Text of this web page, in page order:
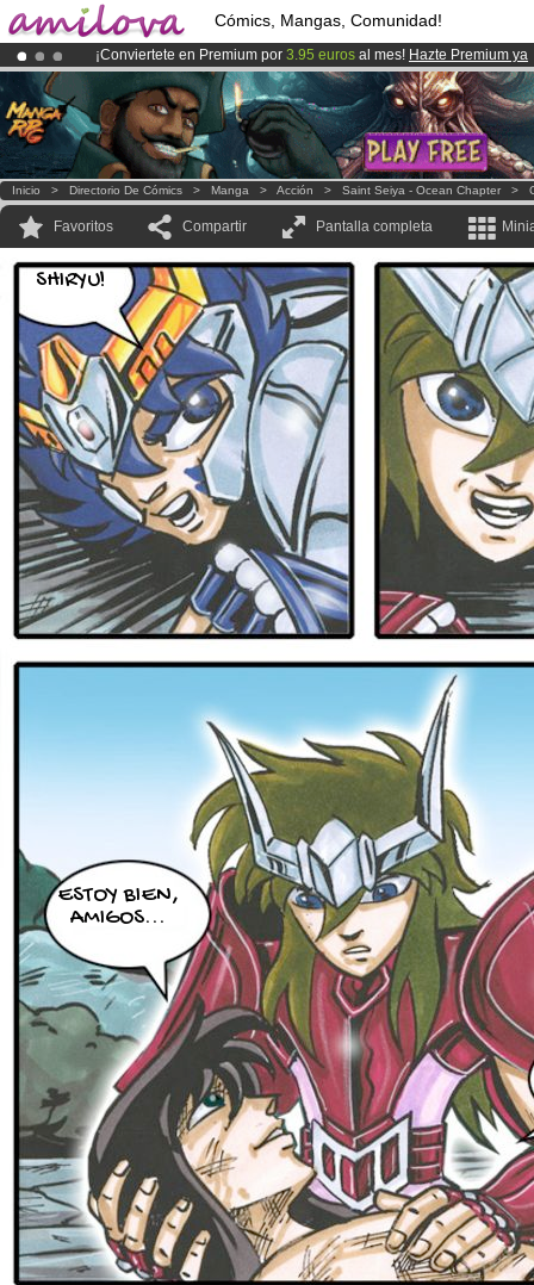
Cómics, Mangas, Comunidad!
¡Conviertete en Premium por 3.95 euros al mes! Hazte Premium ya
¡Ya tenemos 100000miembrosy 1000Cómics y Mangas!.
El Kickstarter Amilova está desormado lanzado!.
Inicio > Directorio De Cómics > Manga > Acción > Saint Seiya - Ocean Chapter >
Favoritos Compartir Pantalla completa
SHIRYU!
ESTOY BIEN,
AMIGOS...